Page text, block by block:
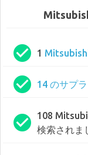
check_circle 1
check_circle 14 のサプ
check_circle
108
検索されま